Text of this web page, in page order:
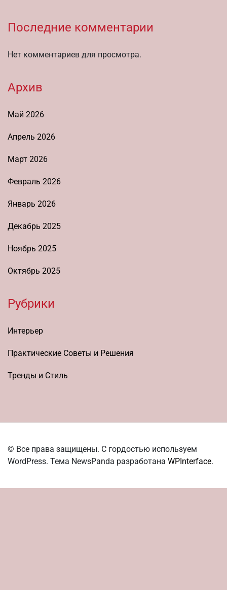
Последние комментарии
Нет комментариев для просмотра.
Архив
Май 2026
Апрель 2026
Март 2026
Февраль 2026
Январь 2026
Декабрь 2025
Ноябрь 2025
Октябрь 2025
Рубрики
Интерьер
Практические Советы и Решения
Тренды и Стиль
© Все права защищены. С гордостью используем
WordPress. Тема NewsPanda разработана WPInterface.